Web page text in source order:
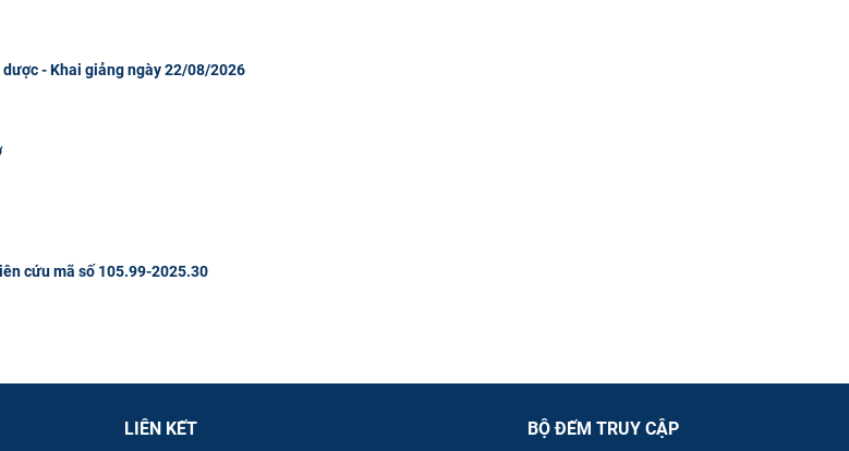
- Khai giảng ngày 22/08/2026
cứu mã số 105.99-2025.30
LIÊN KẾT
BỘ ĐẾM TRUY CẬP